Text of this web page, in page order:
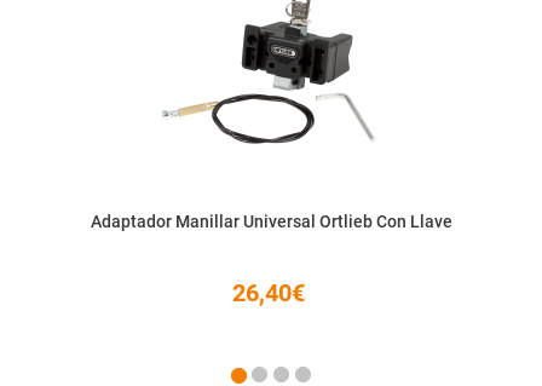
Adaptador Manillar Universal Ortlieb Con Llave
26,40€